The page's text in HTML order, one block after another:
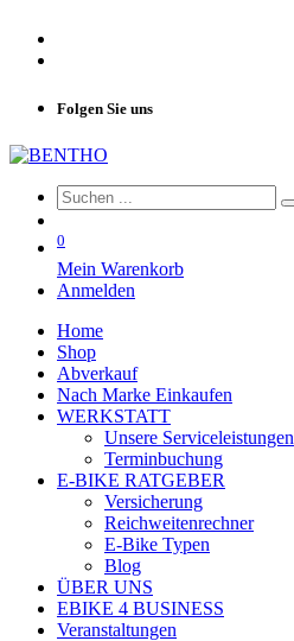
Folgen Sie uns
0
Mein Warenkorb
Anmelden
Home
Shop
Abverkauf
Nach Marke Einkaufen
WERKSTATT
Unsere Serviceleistungen
Terminbuchung
E-BIKE RATGEBER
Versicherung
Reichweitenrechner
E-Bike Typen
Blog
ÜBER UNS
EBIKE 4 BUSINESS
Veranstaltungen